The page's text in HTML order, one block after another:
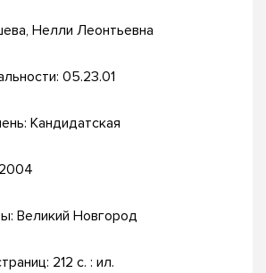
Нелли Леонтьевна
05.23.01
Кандидатская
2004
Великий Новгород
212 с. : ил.